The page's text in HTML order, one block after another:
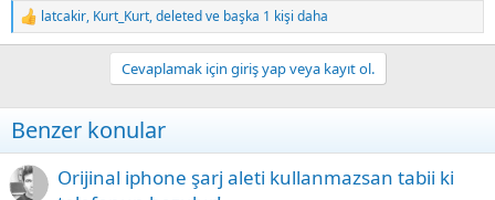
R
e
i
o
s
:
latcakir, Kurt_Kurt,deletedve başka 1 kişi daha
Cevaplamak için giriş yap veya kayıt ol.
Benzer konular
Orijinal iphone şarj aleti kullanmazsan tabii ki